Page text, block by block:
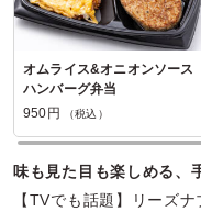
オムライス&オニオンソース
ハンバーグ弁当
950円
（税込）
味も見た目も楽しめる、
【TVでも話題】リーズ